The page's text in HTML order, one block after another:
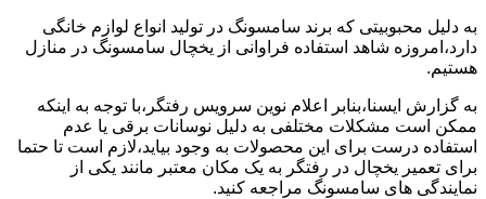
به دلیل محبوبیتی که برند سامسونگ در تولید انواع لوازم خانگی
دارد،امروزه شاهد استفاده فراوانی از یخچال سامسونگ در منازل
هستیم.
به گزارش ایسنا،بنابر اعلام نوین سرویس رفتگر،با توجه به اینکه
ممکن است مشکلات مختلفی به دلیل نوسانات برقی یا عدم
استفاده درست برای این محصولات به وجود بیاید،لازم است تا حتما
برای تعمیر یخچال در رفتگر به یک مکان معتبر مانند یکی از
نمایندگی های سامسونگ مراجعه کنید.